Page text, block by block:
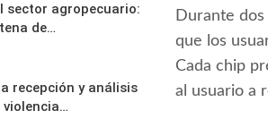
sector agropecuario:
de…
recepción y análisis
violencia…
Durante
que los
Cada chip
al usuario a